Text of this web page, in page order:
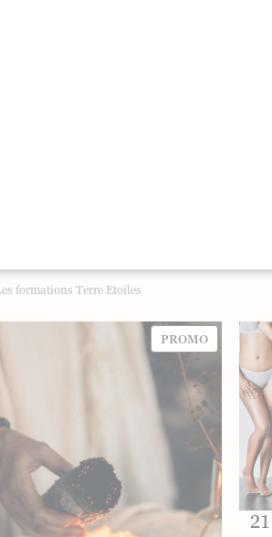
la formation ?
formation en développement personnel
essentielle vers votre
vie plus équilibrée et épanouie.
formations Terre Etoiles
PROMOPRODUIT
EN